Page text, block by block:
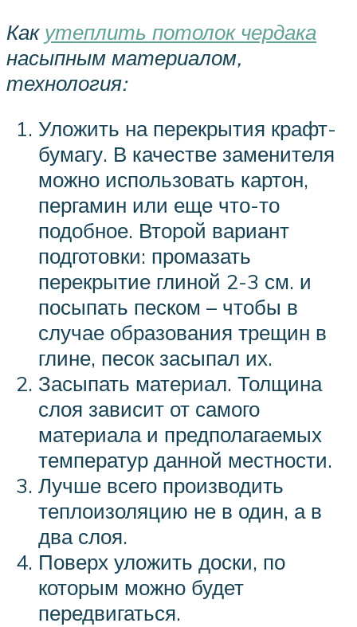
Как утеплить потолок чердака
насыпным материалом,
технология:
Уложить на перекрытия крафт-
бумагу. В качестве заменителя
можно использовать картон,
пергамин или еще что-то
подобное. Второй вариант
подготовки: промазать
перекрытие глиной 2-3 см. и
посыпать песком – чтобы в
случае образования трещин в
глине, песок засыпал их.
Засыпать материал. Толщина
слоя зависит от самого
материала и предполагаемых
температур данной местности.
Лучше всего производить
теплоизоляцию не в один, а в
два слоя.
Поверх уложить доски, по
которым можно будет
передвигаться.